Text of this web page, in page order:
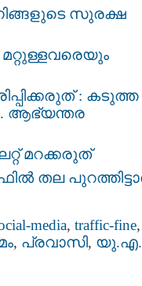
സുരക്ഷ
: കടുത്ത
ആഭ്യന്തര
മറക്കരുത്
തല
media, traffic-fine,
, പ്രവാസി,